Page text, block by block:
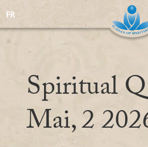
FR
Spiritual
Mai, 2